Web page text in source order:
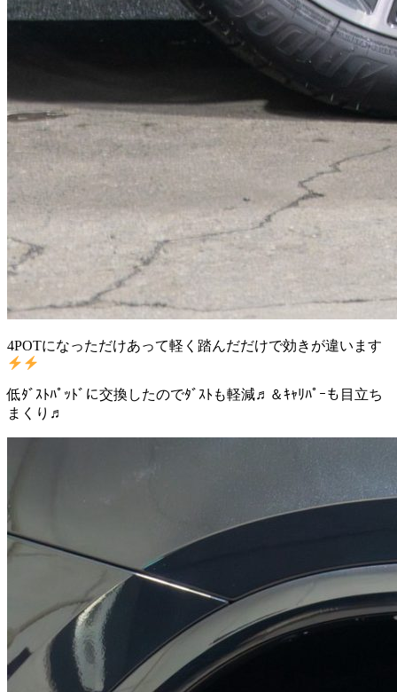
4POTになっただけあって軽く踏んだだけで効きが違います
低ﾀﾞｽﾄﾊﾟｯﾄﾞに交換したのでﾀﾞｽﾄも軽減♬＆ｷｬﾘﾊﾟｰも目立ち
まくり♬